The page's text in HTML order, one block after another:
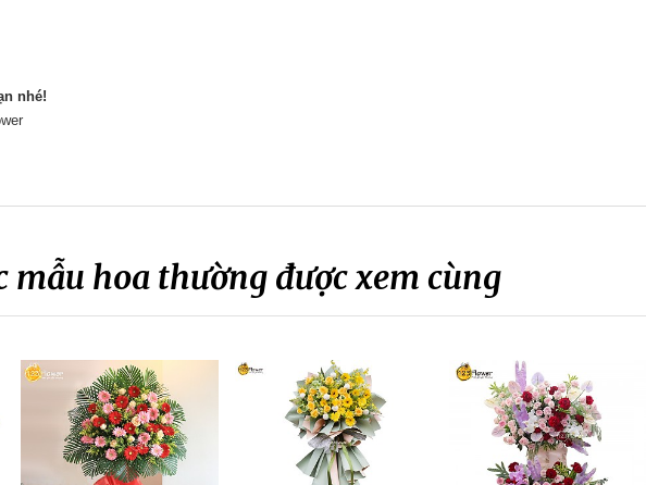
nhé!
mẫu hoa thường được xem cùng